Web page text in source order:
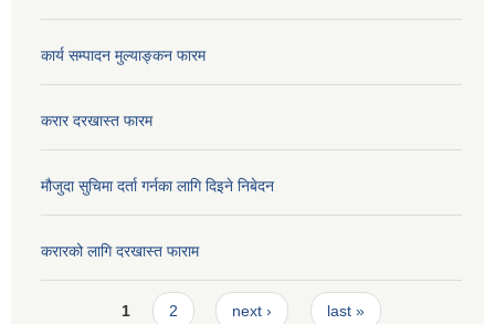
कार्य सम्पादन मुल्याङ्कन फारम
करार दरखास्त फारम
मौजुदा सुचिमा दर्ता गर्नका लागि दिइने निबेदन
करारको लागि दरखास्त फाराम
Pages1 2 next › last »